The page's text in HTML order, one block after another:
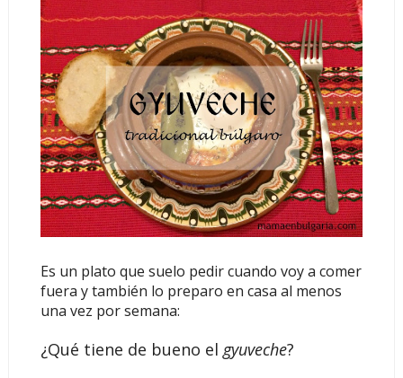
Es un plato que suelo pedir cuando voy a comer
fuera y también lo preparo en casa al menos
una vez por semana:
¿Qué tiene de bueno el gyuveche?